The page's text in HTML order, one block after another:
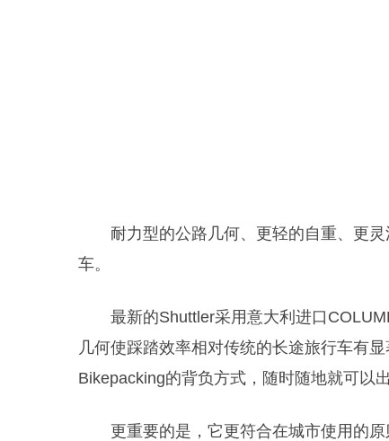
耐力型的公路几何、更轻的自重、更
车。
最新的Shuttler采用意大利进口
几何使踩踏效率相对传统的长途旅行车有
Bikepacking的背负方式，随时随地就可以出
更重要的是，它更符合在城市使用的